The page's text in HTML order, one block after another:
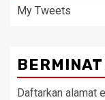
My Tweets
Daftarkan alamat